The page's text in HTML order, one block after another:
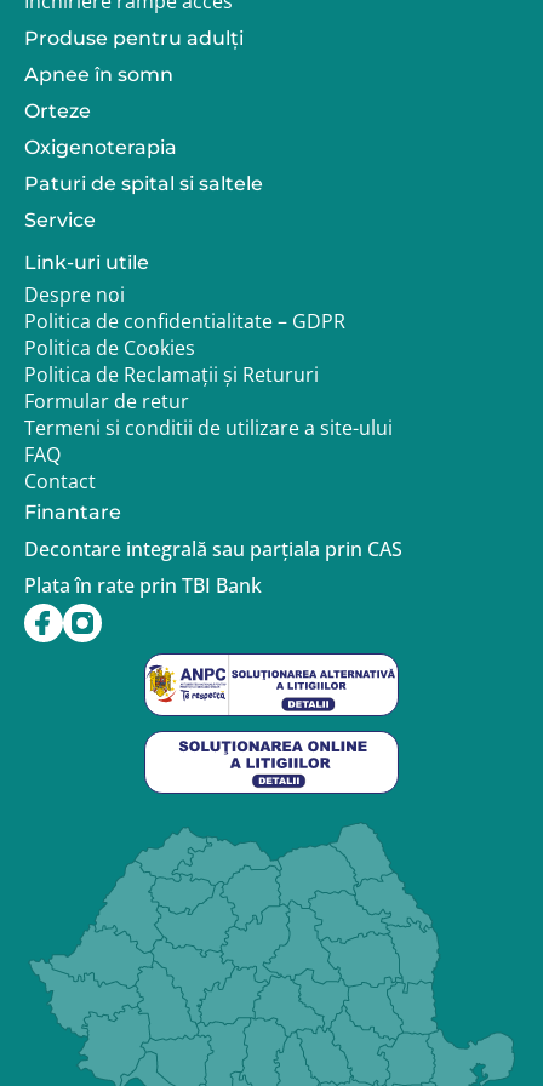
Garantie si livrare
Produsul beneficiaza de certificat de conformitate SN.
Termen de livrare:
lungimea potrivita in functie de nevoile tale.
Produse pentru adulţi
Apnee în somn
Orteze
Oxigenoterapia
Paturi de spital si saltele
Service
Link-uri utile
Despre noi
Politica de confidentialitate – GDPR
Politica de Cookies
Politica de Reclamații și Retururi
Formular de retur
Termeni si conditii de utilizare a site-ului
FAQ
Contact
Finantare
Decontare integrală sau parțiala prin CAS
Plata în rate prin TBI Bank